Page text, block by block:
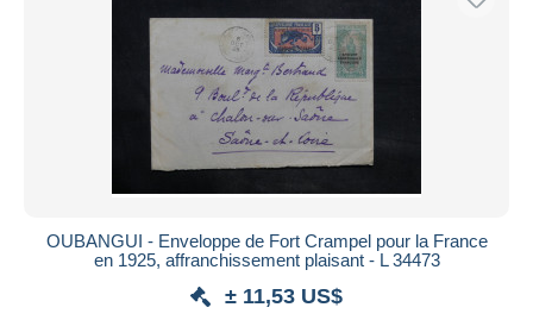
OUBANGUI - Enveloppe de Fort Crampel pour la France
en 1925, affranchissement plaisant - L 34473
± 11,53 US$